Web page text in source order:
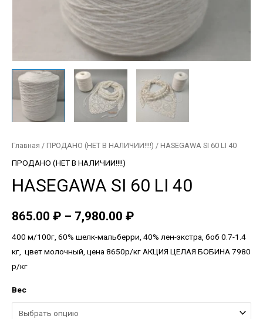
Главная / ПРОДАНО (НЕТ В НАЛИЧИИ!!!!) / HASEGAWA SI 60 LI 40
ПРОДАНО (НЕТ В НАЛИЧИИ!!!!)
HASEGAWA SI 60 LI 40
865.00 ₽ – 7,980.00 ₽
400 м/100г, 60% шелк-мальберри, 40% лен-экстра, боб 0.7-1.4
кг, цвет молочный, цена 8650р/кг АКЦИЯ ЦЕЛАЯ БОБИНА 7980
р/кг
Вес